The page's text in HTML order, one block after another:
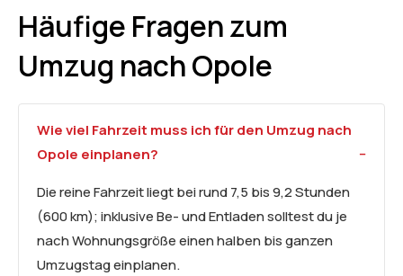
Häufige Fragen zum
Umzug nach Opole
Wie viel Fahrzeit muss ich für den Umzug nach
Opole einplanen?
Die reine Fahrzeit liegt bei rund 7,5 bis 9,2 Stunden
(600 km); inklusive Be- und Entladen solltest du je
nach Wohnungsgröße einen halben bis ganzen
Umzugstag einplanen.